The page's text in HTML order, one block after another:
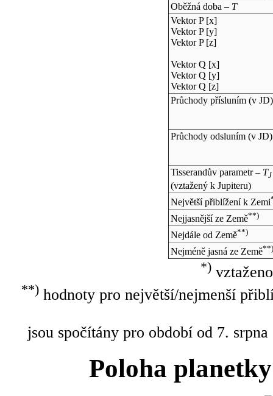
Oběžná doba – T
Vektor P [x]
Vektor P [y]
Vektor P [z]
Vektor Q [x]
Vektor Q [y]
Vektor Q [z]
Průchody přísluním (v JD)
Průchody odsluním (v JD)
Tisserandův parametr – TJ
(vztažený k Jupiteru)
Největší přiblížení k Zemi
Nejjasnější ze Země**)
Nejdále od Země**)
Nejméně jasná ze Země**)
*)
**)hodnoty pro největší/nejmenší
jsou spočítány pro období od 7.
Poloha